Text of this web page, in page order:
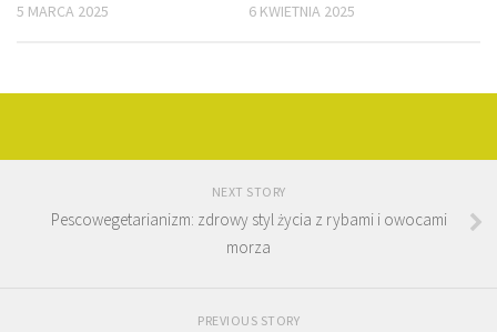
5 MARCA 2025 6 KWIETNIA 2025
NEXT STORY
Pescowegetarianizm: zdrowy styl życia z rybami i owocami
morza
PREVIOUS STORY